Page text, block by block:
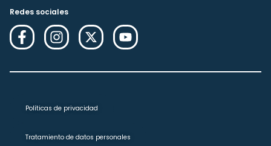
Redes sociales
Políticas de privacidad
Tratamiento de datos personales